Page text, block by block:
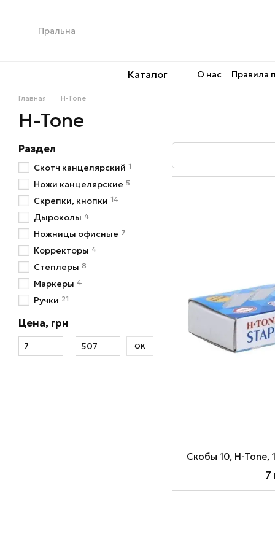
Каталог О нас Правила
Главная H-Tone
H-Tone
Cкобы 10, H-Tone,
7
Раздел
Скотч канцелярский 1
Ножи канцелярские 5
Скрепки, кнопки 14
Дыроколы 4
Ножницы офисные 7
Корректоры 4
Степлеры 8
Маркеры 4
Ручки 21
Цена, грн
От Цена, грн
До Цена, грн OK